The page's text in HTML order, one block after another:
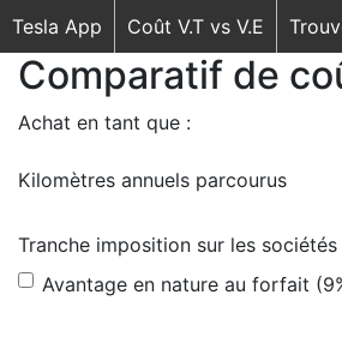
Tesla App Coût V.T vs V.E
Comparatif de
Achat en tant que :
Kilomètres annuels parcourus
Tranche imposition sur les sociétés
Avantage en nature au forfait